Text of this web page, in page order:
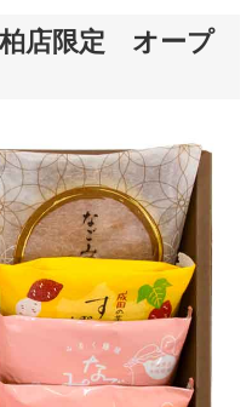
店限定 オープ